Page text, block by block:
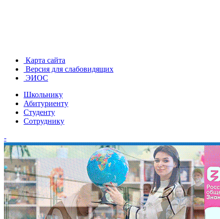
Карта сайта
Версия для слабовидящих
ЭИОС
Школьнику
Абитуриенту
Студенту
Сотруднику
-